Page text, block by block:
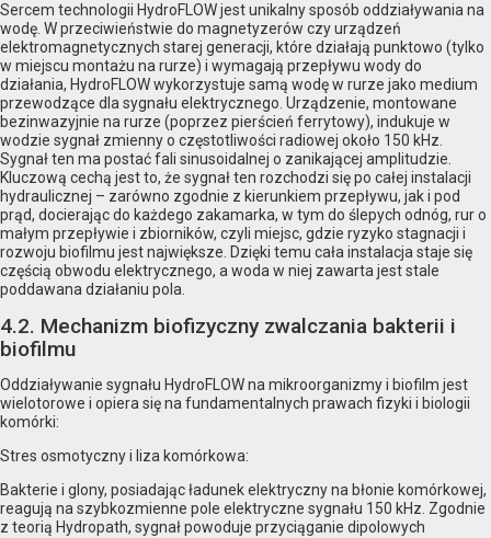
Sercem technologii HydroFLOW jest unikalny sposób oddziaływania na
wodę. W przeciwieństwie do magnetyzerów czy urządzeń
elektromagnetycznych starej generacji, które działają punktowo (tylko
w miejscu montażu na rurze) i wymagają przepływu wody do
działania, HydroFLOW wykorzystuje samą wodę w rurze jako medium
przewodzące dla sygnału elektrycznego. Urządzenie, montowane
bezinwazyjnie na rurze (poprzez pierścień ferrytowy), indukuje w
wodzie sygnał zmienny o częstotliwości radiowej około 150 kHz.
Sygnał ten ma postać fali sinusoidalnej o zanikającej amplitudzie.
Kluczową cechą jest to, że sygnał ten rozchodzi się po całej instalacji
hydraulicznej – zarówno zgodnie z kierunkiem przepływu, jak i pod
prąd, docierając do każdego zakamarka, w tym do ślepych odnóg, rur o
małym przepływie i zbiorników, czyli miejsc, gdzie ryzyko stagnacji i
rozwoju biofilmu jest największe. Dzięki temu cała instalacja staje się
częścią obwodu elektrycznego, a woda w niej zawarta jest stale
poddawana działaniu pola.
4.2. Mechanizm biofizyczny zwalczania bakterii i
biofilmu
Oddziaływanie sygnału HydroFLOW na mikroorganizmy i biofilm jest
wielotorowe i opiera się na fundamentalnych prawach fizyki i biologii
komórki:
Stres osmotyczny i liza komórkowa:
Bakterie i glony, posiadając ładunek elektryczny na błonie komórkowej,
reagują na szybkozmienne pole elektryczne sygnału 150 kHz. Zgodnie
z teorią Hydropath, sygnał powoduje przyciąganie dipolowych